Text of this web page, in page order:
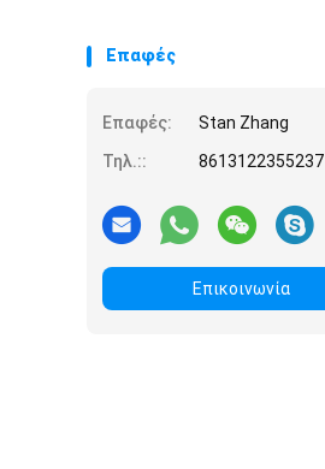
Επαφές
Επαφές:
Stan Zhang
Τηλ.::
8613122355237
Επικοινωνία